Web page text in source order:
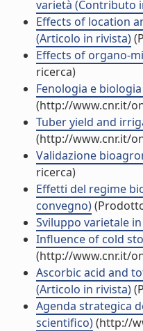
varietà (Contributo
Effects of location
(Articolo in rivista)
Effects of organo-
ricerca)
Fenologia e
(http://www.cnr.it/
Tuber yield and
(http://www.cnr.it/
Validazione
ricerca)
Effetti del regime
convegno)
Sviluppo varietale
Influence of cold
(http://www.cnr.it/
Ascorbic acid and
(Articolo in rivista)
Agenda strategica
scientifico)(http://